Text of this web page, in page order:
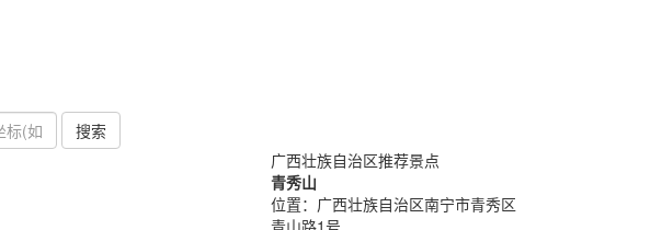
搜索
广西壮族自治区推荐景点
青秀山
位置： 广西壮族自治区南宁市青秀区
青山路1号